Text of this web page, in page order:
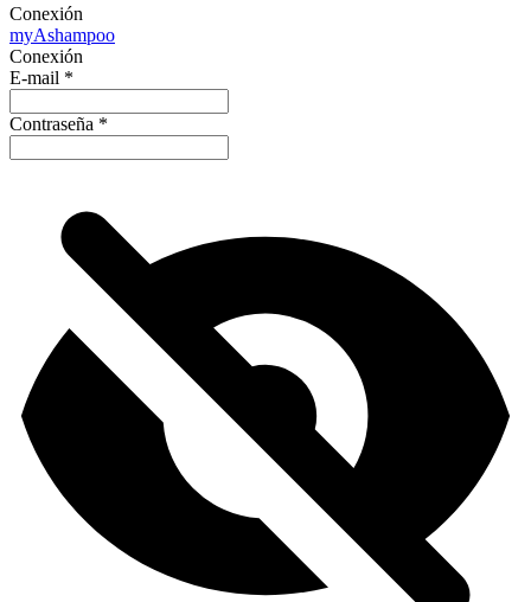
Conexión
myAshampoo
Conexión
E-mail *
Contraseña *